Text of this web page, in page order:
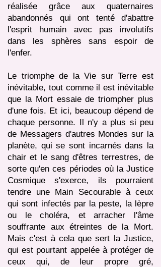
réalisée grâce aux quaternaires
abandonnés qui ont tenté d'abattre
l'esprit humain avec pas involutifs
dans les sphères sans espoir de
l'enfer.
Le triomphe de la Vie sur Terre est
inévitable, tout comme il est inévitable
que la Mort essaie de triompher plus
d'une fois. Et ici, beaucoup dépend de
chaque personne. Il n'y a plus si peu
de Messagers d'autres Mondes sur la
planète, qui se sont incarnés dans la
chair et le sang d'êtres terrestres, de
sorte qu'en ces périodes où la Justice
Cosmique s'exerce, ils pourraient
tendre une Main Secourable à ceux
qui sont infectés par la peste, la lèpre
ou le choléra, et arracher l'âme
souffrante aux étreintes de la Mort.
Mais c'est à cela que sert la Justice,
qui est pourtant appelée à protéger de
ceux qui, de leur propre gré,